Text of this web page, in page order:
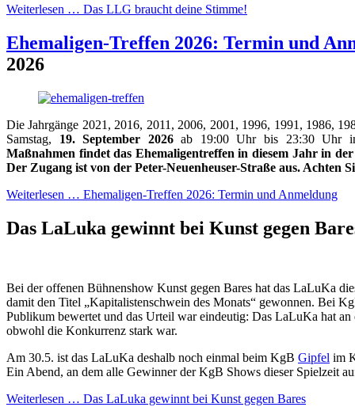
Weiterlesen … Das LLG braucht deine Stimme!
Ehemaligen-Treffen 2026: Termin und
2026
Die Jahrgänge 2021, 2016, 2011, 2006, 2001, 1996, 1991, 1986,
Samstag, 19. September 2026ab 19:00 Uhr bis 23:30 Uhr
Maßnahmen findet das Ehemaligentreffen in diesem Jahr in
Der Zugang ist von der Peter-Neuenheuser-Straße aus. Achten
Weiterlesen … Ehemaligen-Treffen 2026: Termin und Anmeldung
Das LaLuka gewinnt bei Kunst gegen
Bei der offenen Bühnenshow Kunst gegen Bares hat das LaLuKa
damit den Titel „Kapitalistenschwein des Monats“ gewonnen. Bei
Publikum bewertet und das Urteil war eindeutig: Das LaLuKa hat an
obwohl die Konkurrenz stark war.
Am 30.5. ist das LaLuKa deshalb noch einmal beim KgB Gipfel im
Ein Abend, an dem alle Gewinner der KgB Shows dieser Spielzeit
Weiterlesen … Das LaLuka gewinnt bei Kunst gegen Bares